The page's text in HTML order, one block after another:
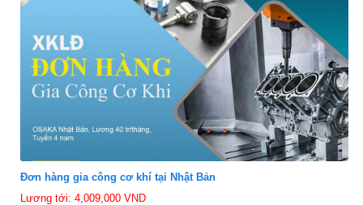
Đơn hàng gia công cơ khí tại Nhật Bản
Lương tới: 4,009,000 VND